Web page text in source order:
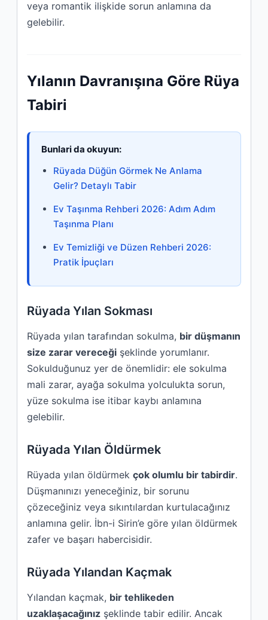
veya romantik ilişkide sorun anlamına da
gelebilir.
Yılanın Davranışına Göre Rüya
Tabiri
Bunlari da okuyun:
Rüyada Düğün Görmek Ne Anlama
Gelir? Detaylı Tabir
Ev Taşınma Rehberi 2026: Adım Adım
Taşınma Planı
Ev Temizliği ve Düzen Rehberi 2026:
Pratik İpuçları
Rüyada Yılan Sokması
Rüyada yılan tarafından sokulma, bir düşmanın
size zarar vereceği şeklinde yorumlanır.
Sokulduğunuz yer de önemlidir: ele sokulma
mali zarar, ayağa sokulma yolculukta sorun,
yüze sokulma ise itibar kaybı anlamına
gelebilir.
Rüyada Yılan Öldürmek
Rüyada yılan öldürmek çok olumlu bir tabirdir.
Düşmanınızı yeneceğiniz, bir sorunu
çözeceğiniz veya sıkıntılardan kurtulacağınız
anlamına gelir. İbn-i Sirin’e göre yılan öldürmek
zafer ve başarı habercisidir.
Rüyada Yılandan Kaçmak
Yılandan kaçmak, bir tehlikeden
uzaklaşacağınız şeklinde tabir edilir. Ancak